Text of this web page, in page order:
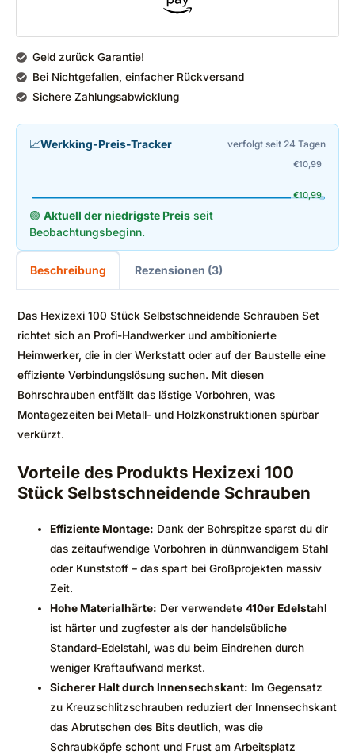
Geld zurück Garantie!
Bei Nichtgefallen, einfacher Rückversand
Sichere Zahlungsabwicklung
📈Werkking-Preis-Tracker verfolgt seit 24 Tagen
€10,99
€10,99
🟢 Aktuell der niedrigste Preis seit
Beobachtungsbeginn.
Beschreibung Rezensionen (3)
Das Hexizexi 100 Stück Selbstschneidende Schrauben Set
richtet sich an Profi-Handwerker und ambitionierte
Heimwerker, die in der Werkstatt oder auf der Baustelle eine
effiziente Verbindungslösung suchen. Mit diesen
Bohrschrauben entfällt das lästige Vorbohren, was
Montagezeiten bei Metall- und Holzkonstruktionen spürbar
verkürzt.
Vorteile des Produkts Hexizexi 100
Stück Selbstschneidende Schrauben
Effiziente Montage: Dank der Bohrspitze sparst du dir
das zeitaufwendige Vorbohren in dünnwandigem Stahl
oder Kunststoff – das spart bei Großprojekten massiv
Zeit.
Hohe Materialhärte: Der verwendete410er Edelstahl
ist härter und zugfester als der handelsübliche
Standard-Edelstahl, was du beim Eindrehen durch
weniger Kraftaufwand merkst.
Sicherer Halt durch Innensechskant: Im Gegensatz
zu Kreuzschlitzschrauben reduziert der Innensechskant
das Abrutschen des Bits deutlich, was die
Schraubköpfe schont und Frust am Arbeitsplatz